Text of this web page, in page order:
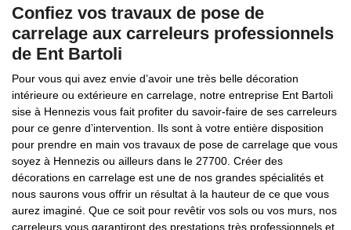
Confiez vos travaux de pose de
carrelage aux carreleurs professionnels
de Ent Bartoli
Pour vous qui avez envie d’avoir une très belle décoration
intérieure ou extérieure en carrelage, notre entreprise Ent Bartoli
sise à Hennezis vous fait profiter du savoir-faire de ses carreleurs
pour ce genre d’intervention. Ils sont à votre entière disposition
pour prendre en main vos travaux de pose de carrelage que vous
soyez à Hennezis ou ailleurs dans le 27700. Créer des
décorations en carrelage est une de nos grandes spécialités et
nous saurons vous offrir un résultat à la hauteur de ce que vous
aurez imaginé. Que ce soit pour revêtir vos sols ou vos murs, nos
carreleurs vous garantiront des prestations très professionnels et